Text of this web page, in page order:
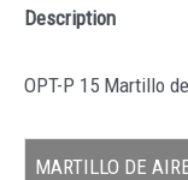
Description
OPT-P 15 Martillo
MARTILLO DE